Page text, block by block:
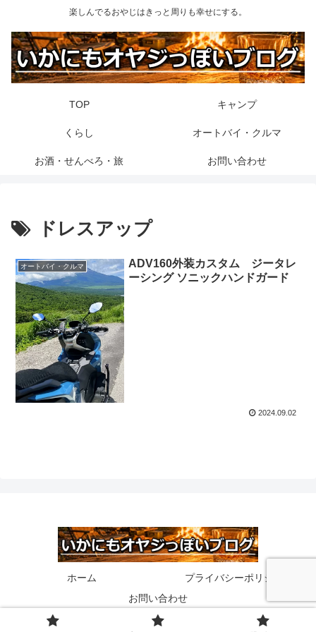
楽しんでるおやじはきっと周りも幸せにする。
TOP キャンプ
くらし オートバイ・クルマ
お酒・せんべろ・旅 お問い合わせ
ドレスアップ
オートバイ・クルマ
ADV160外装カスタム ジータレ
ーシング ソニックハンドガード
2024.09.02
ホーム
プライバシーポリシー
お問い合わせ
© 2020 いかにもオヤジっぽいブログ.